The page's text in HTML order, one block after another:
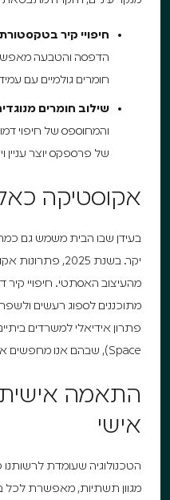
חיפויי קיר
הדפסה והטבעה
חומרים גולמיים עם
שילוב חומרים
והמחוספס של חיפוי
של פרספקס יוצר עניין
אקוסטיקה
בעידן שבו הבית משמש גם
יקר. בשנת 2025,
מהעיצוב האסתטי. חיפויי קיר
מתוכננים לספוג רעשים
Space), שבהם אנו מחפשים אינטימיות בתוך המרחב המשותף.
התאמה
אישי
הטכנולוגיה שעומדת לרשותנו
מגוון תשתיות, מאפשרת